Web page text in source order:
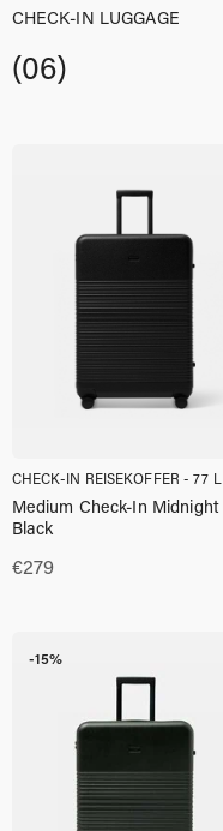
CHECK-IN LUGGAGE
(06)
CHECK-IN REISEKOFFER - 77 L
€279
Medium Check-In Midnight
Black
-15%